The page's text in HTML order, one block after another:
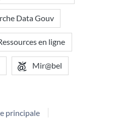
Data Gouv
en ligne
Mir@bel
principale